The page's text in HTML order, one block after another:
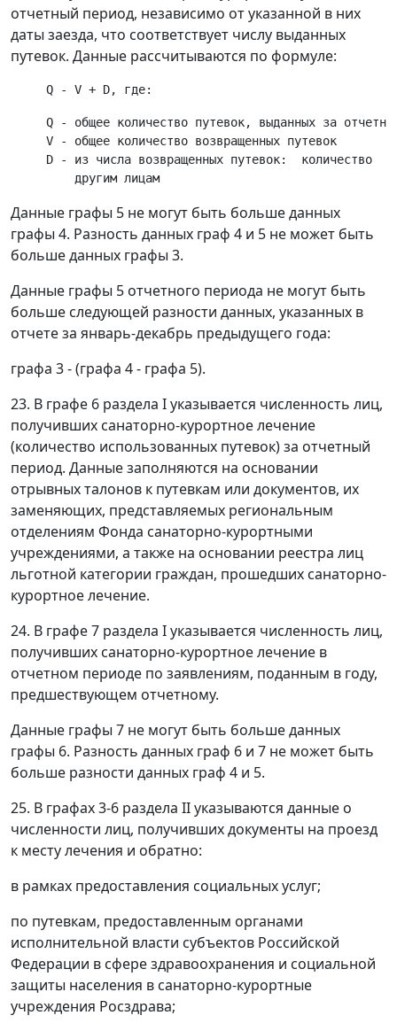
отчетный период, независимо от указанной в них
даты заезда, что соответствует числу выданных
путевок. Данные рассчитываются по формуле:
Q - общее количество путевок, выданных за
     V - общее количество возвращенных путевок
D - из числа возвращенных путевок:  количество
Данные графы 5 не могут быть больше данных
графы 4. Разность данных граф 4 и 5 не может быть
больше данных графы 3.
Данные графы 5 отчетного периода не могут быть
больше следующей разности данных, указанных в
отчете за январь-декабрь предыдущего года:
графа 3 - (графа 4 - графа 5).
23. В графе 6 раздела I указывается численность лиц,
получивших санаторно-курортное лечение
(количество использованных путевок) за отчетный
период. Данные заполняются на основании
отрывных талонов к путевкам или документов, их
заменяющих, представляемых региональным
отделениям Фонда санаторно-курортными
учреждениями, а также на основании реестра лиц
льготной категории граждан, прошедших санаторно-
курортное лечение.
24. В графе 7 раздела I указывается численность лиц,
получивших санаторно-курортное лечение в
отчетном периоде по заявлениям, поданным в году,
предшествующем отчетному.
Данные графы 7 не могут быть больше данных
графы 6. Разность данных граф 6 и 7 не может быть
больше разности данных граф 4 и 5.
25. В графах 3-6 раздела II указываются данные о
численности лиц, получивших документы на проезд
к месту лечения и обратно:
в рамках предоставления социальных услуг;
по путевкам, предоставленным органами
исполнительной власти субъектов Российской
Федерации в сфере здравоохранения и социальной
защиты населения в санаторно-курортные
учреждения Росздрава;